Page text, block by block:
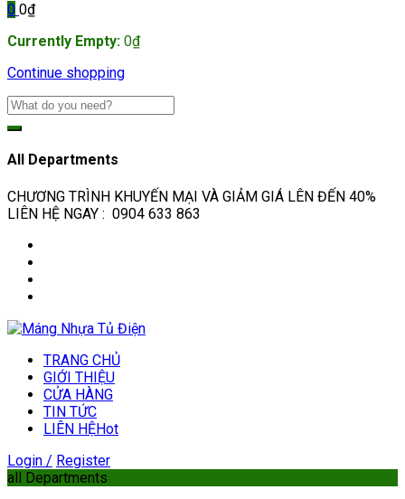
0 0₫
Currently Empty: 0₫
Continue shopping
All Departments
CHƯƠNG TRÌNH KHUYẾN MẠI VÀ GIẢM GIÁ LÊN ĐẾN 40%
LIÊN HỆ NGAY : 0904 633 863
TRANG CHỦ
GIỚI THIỆU
CỬA HÀNG
TIN TỨC
LIÊN HỆHot
Login / Register
all Departments